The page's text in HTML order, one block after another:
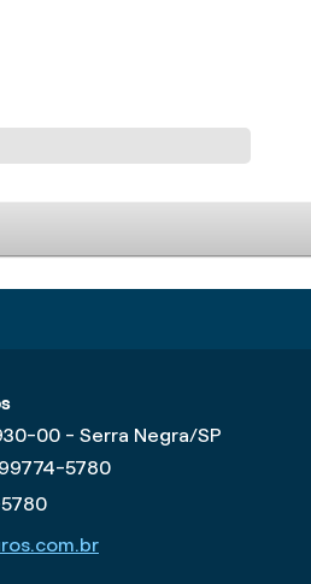
00 - Serra Negra/SP
99774-5780